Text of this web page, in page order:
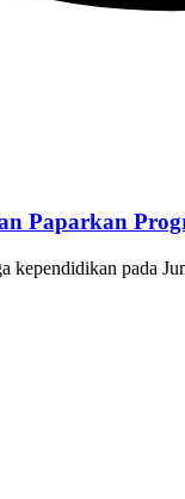
Paparkan
kependidikan pada